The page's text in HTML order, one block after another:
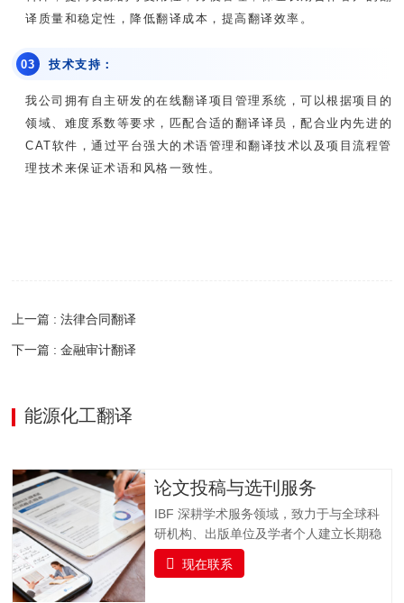
译质量和稳定性，降低翻译成本，提高翻译效率。
03 技术支持：
我公司拥有自主研发的在线翻译项目管理系统，可以根据项目的
领域、难度系数等要求，匹配合适的翻译译员，配合业内先进的
CAT软件，通过平台强大的术语管理和翻译技术以及项目流程管
理技术来保证术语和风格一致性。
上一篇 : 法律合同翻译
下一篇 : 金融审计翻译
能源化工翻译
论文投稿与选刊服务
IBF 深耕学术服务领域，致力于与全球科
研机构、出版单位及学者个人建立长期稳
固的合作关系，打造集学术交流、资源整
合与专业支持于一体的科研服务平台。我
现在联系